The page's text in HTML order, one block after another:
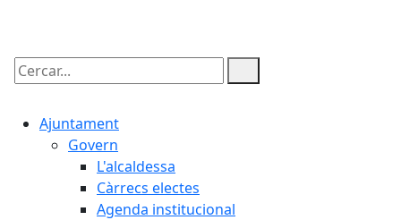
Cercar:
Ajuntament
Govern
L'alcaldessa
Càrrecs electes
Agenda institucional